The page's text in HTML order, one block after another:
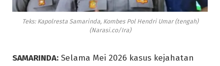
Teks: Kapolresta Samarinda, Kombes Pol Hendri Umar (tengah)
(Narasi.co/Ira)
SAMARINDA: Selama Mei 2026 kasus kejahatan